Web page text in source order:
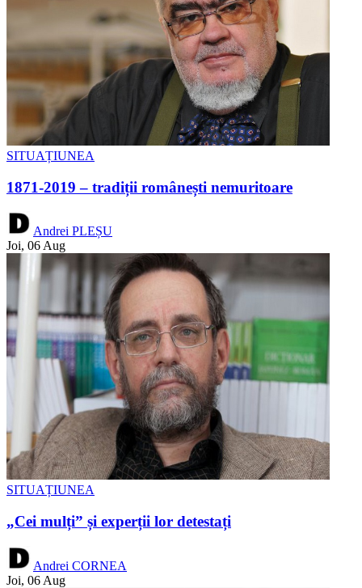
SITUAȚIUNEA
1871-2019 – tradiții românești nemuritoare
Andrei PLEȘU
Joi, 06 Aug
SITUAȚIUNEA
„Cei mulți” și experții lor detestați
Andrei CORNEA
Joi, 06 Aug